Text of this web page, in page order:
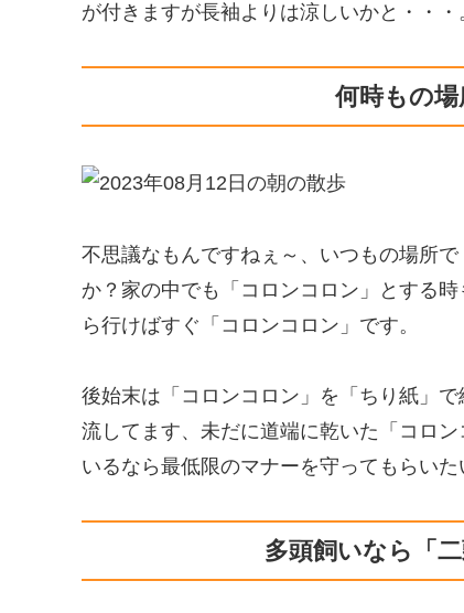
が付きますが長袖よりは涼しいかと・・・
何時もの
不思議なもんですねぇ～、いつもの場所
か？家の中でも「コロンコロン」とする
ら行けばすぐ「コロンコロン」です。
後始末は「コロンコロン」を「ちり紙」
流してます、未だに道端に乾いた「コロ
いるなら最低限のマナーを守ってもらいた
多頭飼いなら「